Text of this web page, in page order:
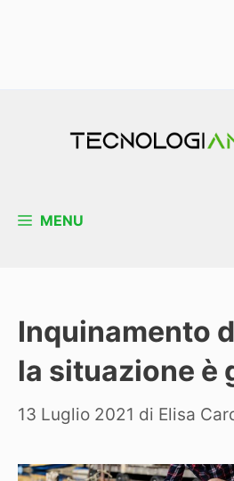
MENU
Inquinamento
la situazione è
13 Luglio 2021 di Elisa